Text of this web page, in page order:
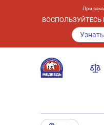
При
ВОСПОЛЬЗУЙТЕСЬ